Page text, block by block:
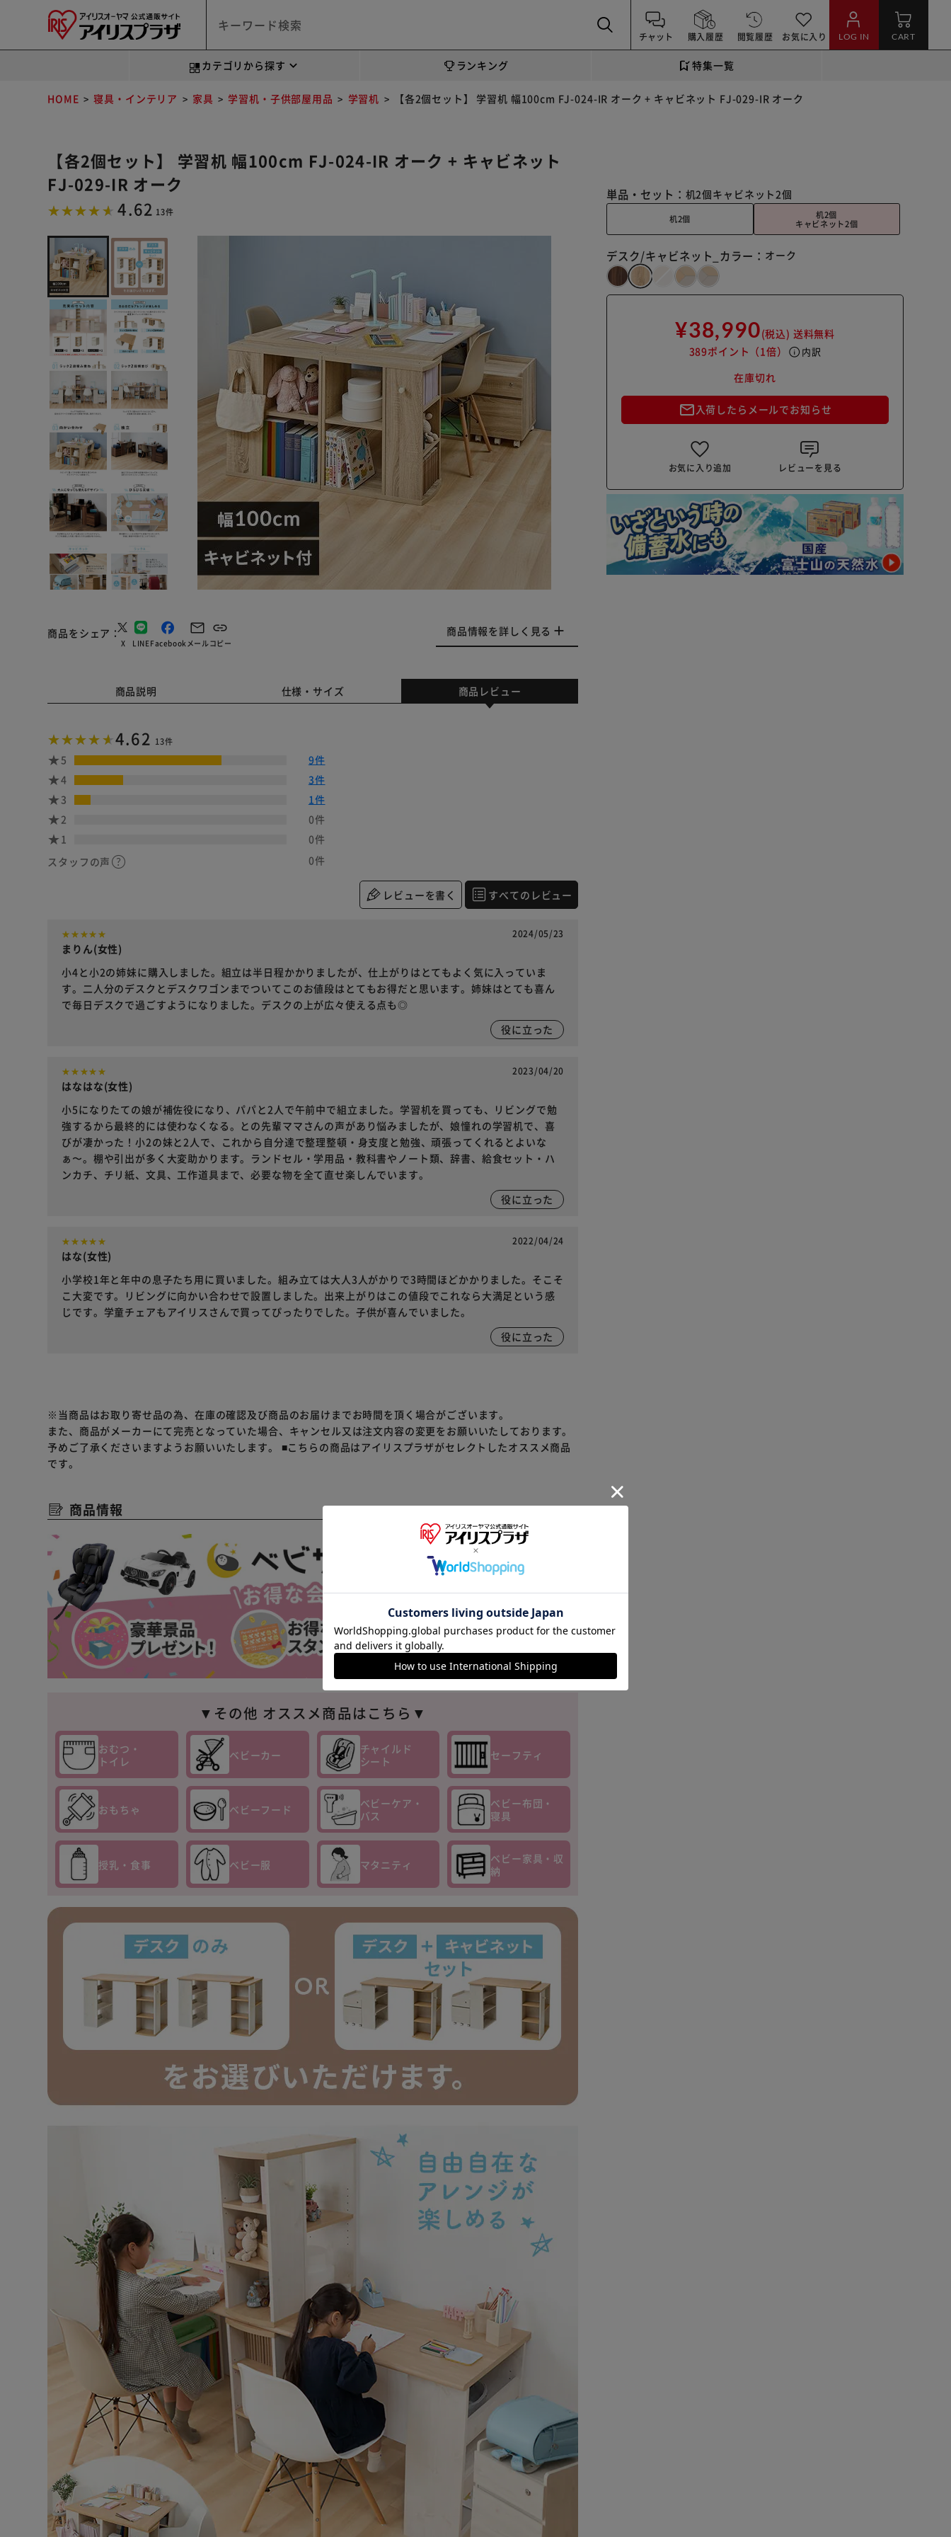
チャット 購入履歴 閲覧履歴 お気に入り LOG IN CART
カテゴリから探す ランキング 特集一覧
HOME 寝具・インテリア 家具 学習机・子供部屋用品 学習机 【各2個セット】 学習机 幅100cm FJ-024-IR オーク + キャビネット FJ-029-IR オーク
【各2個セット】 学習机 幅100cm FJ-024-IR オーク + キャビネット
FJ-029-IR オーク
4.62 13件
商品をシェア
X LINEFacebook メールコピー
商品情報を詳しく見る
単品・セット： 机2個キャビネット2個
机2個
机2個
キャビネット2個
デスク/キャビネット_カラー： オーク
¥38,990(税込) 送料無料
389ポイント （1倍） info 内訳
在庫切れ
mail_outline 入荷したらメールでお知らせ
お気に入り追加 レビューを見る
商品説明 仕様・サイズ 商品レビュー
4.62 13件
5
9件
4
3件
3
1件
2
0件
1
0件
スタッフの声
0件
レビューを書く すべてのレビュー
2024/05/23
まりん(女性)
小4と小2の姉妹に購入しました。組立は半日程かかりましたが、仕上がりはとてもよく気に入っていま
す。二人分のデスクとデスクワゴンまでついてこのお値段はとてもお得だと思います。姉妹はとても喜ん
で毎日デスクで過ごすようになりました。デスクの上が広々使える点も◎
役に立った
2023/04/20
はなはな(女性)
小5になりたての娘が補佐役になり、パパと2人で午前中で組立ました。学習机を買っても、リビングで勉
強するから最終的には使わなくなる。との先輩ママさんの声があり悩みましたが、娘憧れの学習机で、喜
びが凄かった！小2の妹と2人で、これから自分達で整理整頓・身支度と勉強、頑張ってくれるとよいな
ぁ〜。棚や引出が多く大変助かります。ランドセル・学用品・教科書やノート類、辞書、給食セット・ハ
ンカチ、チリ紙、文具、工作道具まで、必要な物を全て直せ楽しんでいます。
役に立った
2022/04/24
はな(女性)
小学校1年と年中の息子たち用に買いました。組み立ては大人3人がかりで3時間ほどかかりました。そこそ
こ大変です。リビングに向かい合わせで設置しました。出来上がりはこの値段でこれなら大満足という感
じです。学童チェアもアイリスさんで買ってぴったりでした。子供が喜んでいました。
役に立った
※当商品はお取り寄せ品の為、在庫の確認及び商品のお届けまでお時間を頂く場合がございます。
また、商品がメーカーにて完売となっていた場合、キャンセル又は注文内容の変更をお願いいたしております。
予めご了承くださいますようお願いいたします。 ■こちらの商品はアイリスプラザがセレクトしたオススメ商品
です。
商品情報
▼その他 オススメ商品はこちら▼
おむつ・
トイレ
ベビーカー
チャイルド
シート
セーフティ
おもちゃ ベビーフード
ベビーケア・
バス
ベビー布団・
寝具
授乳・食事 ベビー服 マタニティ
ベビー家具・収
納
※ご確認ください